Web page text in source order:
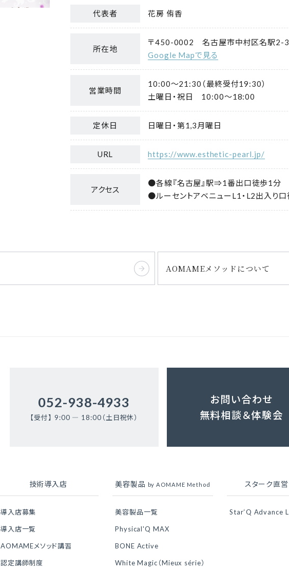
代表者 花房 侑香
所在地
〒450-0002名古屋市中村区名駅2-
Google Mapで見る
営業時間
10:00～21:30（最終受付19:30）
土曜日・祝日 10:00～18:00
定休日 日曜日・第1,3月曜日
URL https://www.esthetic-pearl.jp/
アクセス
●各線『名古屋』駅⇒1番出口徒歩1分
●ルーセントアベニューL1・L2出入り
AOMAMEメソッドについて
052-938-4933
【受付】 9:00 ― 18:00（土日祝休）
お問い合わせ
無料相談＆体験会
技術導入店
導入店募集
導入店一覧
AOMAMEメソッド講習
認定講師制度
美容製品 by AOMAME Method
美容製品一覧
Physical'Q MAX
BONE Active
White Magic（Mieux série）
スターク直
Star‘Q Advance